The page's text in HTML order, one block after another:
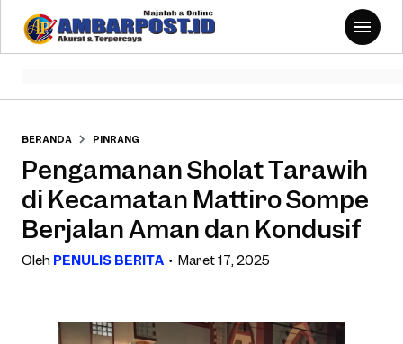
BERANDA PINRANG
Pengamanan Sholat Tarawih
di Kecamatan Mattiro Sompe
Berjalan Aman dan Kondusif
Oleh PENULIS BERITA Maret 17, 2025